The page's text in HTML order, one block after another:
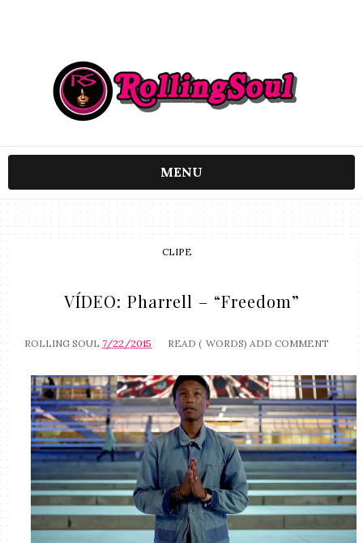
MENU
CLIPE
VÍDEO: Pharrell – “Freedom”
ROLLING SOUL 7/22/2015 READ ( WORDS) ADD COMMENT